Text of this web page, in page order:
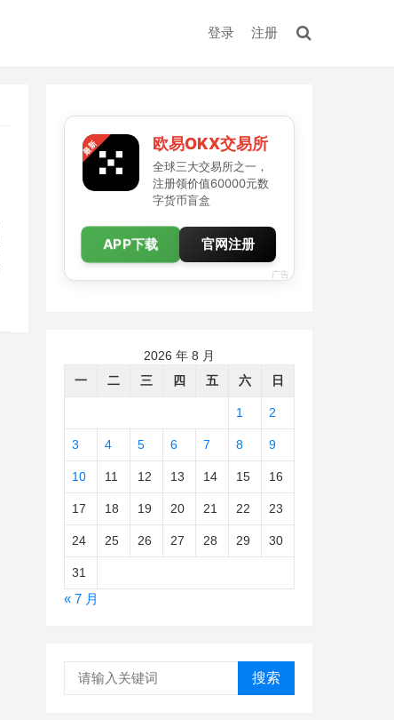
登录 注册
欧易OKX交易所
全球三大交易所之一，
注册领价值60000元数
字货币盲盒
APP下载 官网注册
广告
2026 年 8 月
一
二 三 四 五 六 日
1 2
3 4 5 6 7 8 9
10 11 12 13 14 15 16
17 18 19 20 21 22 23
24 25 26 27 28 29 30
31
« 7 月
搜索